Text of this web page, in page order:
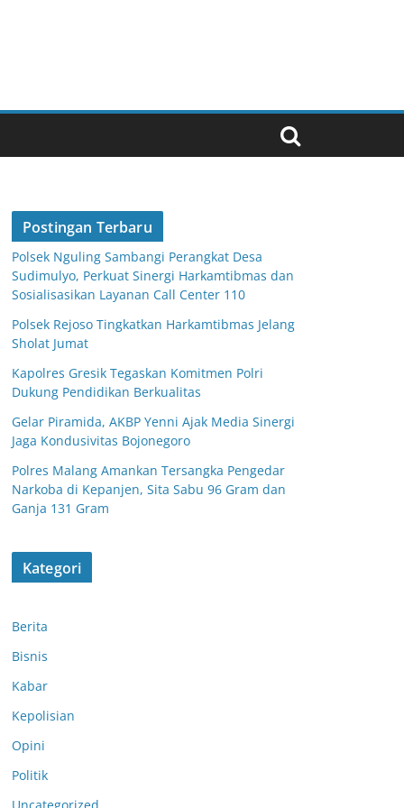
Postingan Terbaru
Polsek Nguling Sambangi Perangkat Desa
Sudimulyo, Perkuat Sinergi Harkamtibmas dan
Sosialisasikan Layanan Call Center 110
Polsek Rejoso Tingkatkan Harkamtibmas Jelang
Sholat Jumat
Kapolres Gresik Tegaskan Komitmen Polri
Dukung Pendidikan Berkualitas
Gelar Piramida, AKBP Yenni Ajak Media Sinergi
Jaga Kondusivitas Bojonegoro
Polres Malang Amankan Tersangka Pengedar
Narkoba di Kepanjen, Sita Sabu 96 Gram dan
Ganja 131 Gram
Kategori
Berita
Bisnis
Kabar
Kepolisian
Opini
Politik
Polsek Nguling
Sambangi
Perangkat Desa